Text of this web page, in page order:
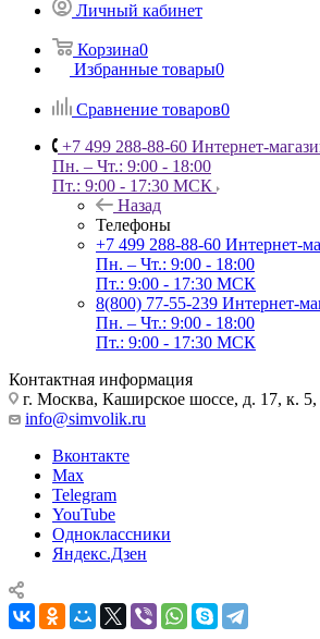
Личный кабинет
Корзина0
Избранные товары0
Сравнение товаров0
+7 499 288-88-60 Интернет-
Пн. – Чт.: 9:00 - 18:00
Пт.: 9:00 - 17:30 МСК
Назад
Телефоны
+7 499 288-88-60 Интернет-
Пн. – Чт.: 9:00 - 18:00
Пт.: 9:00 - 17:30 МСК
8(800) 77-55-239 Интернет-
Пн. – Чт.: 9:00 - 18:00
Пт.: 9:00 - 17:30 МСК
Контактная информация
г. Москва, Каширское шоссе, д. 17, к. 5,
info@simvolik.ru
Вконтакте
Max
Telegram
YouTube
Одноклассники
Яндекс.Дзен